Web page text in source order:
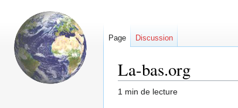
La-bas.org
1 min de lecture
Page Discussion